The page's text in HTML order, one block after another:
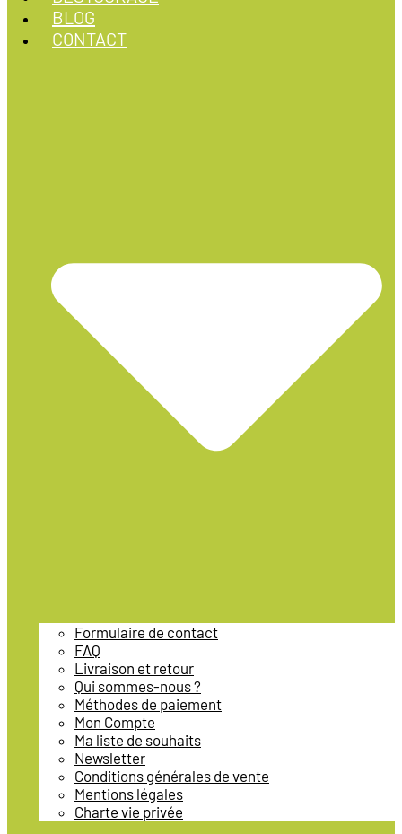
BLOG
CONTACT
Formulaire de contact
FAQ
Livraison et retour
Qui sommes-nous ?
Méthodes de paiement
Mon Compte
Ma liste de souhaits
Newsletter
Conditions générales de vente
Mentions légales
Charte vie privée